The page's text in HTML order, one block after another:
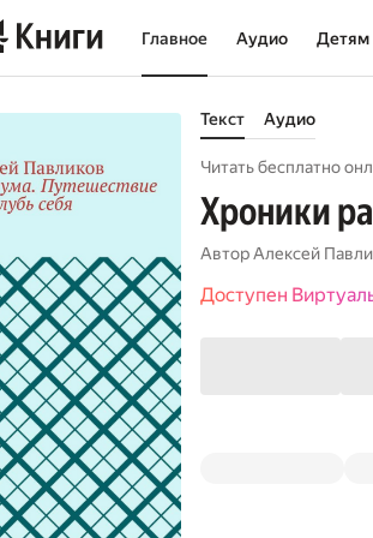
Главное Аудио Детям
Текст Аудио
Читать бесплатно
Хроники
АвторАлексей
Доступен